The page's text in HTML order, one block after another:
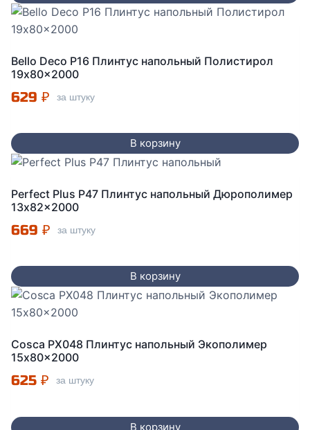
Bello Deco P16 Плинтус напольный Полистирол
19x80x2000
629 ₽ за штуку
В корзину
Perfect Plus P47 Плинтус напольный Дюрополимер
13x82x2000
669 ₽ за штуку
В корзину
Cosca PX048 Плинтус напольный Экополимер
15x80x2000
625 ₽ за штуку
В корзину